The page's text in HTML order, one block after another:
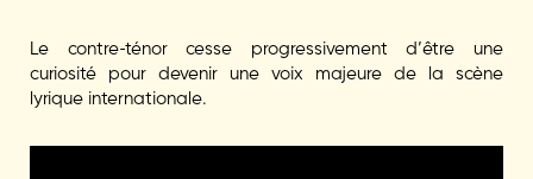
Le contre-ténor cesse progressivement d’être une
curiosité pour devenir une voix majeure de la scène
lyrique internationale.